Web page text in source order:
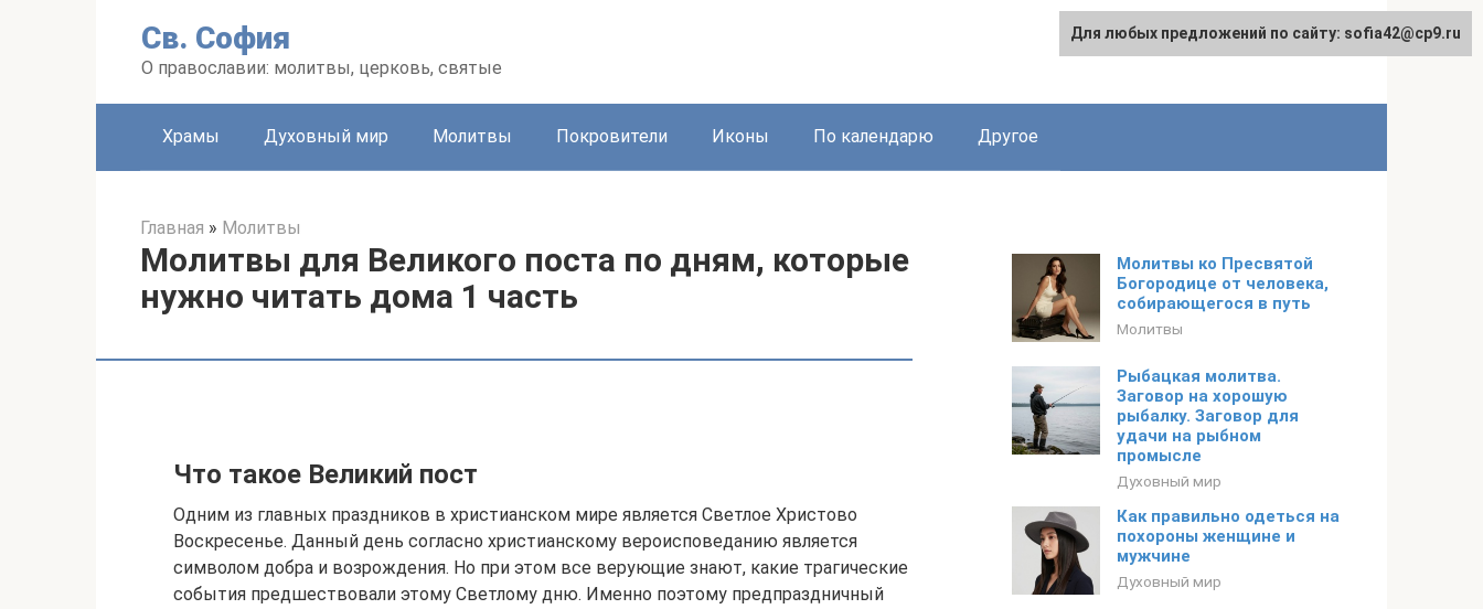
Св. София
О православии: молитвы, церковь, святые
Храмы Духовный мир Молитвы Покровители Иконы По календарю Другое
Главная » Молитвы
Молитвы для Великого поста по дням, которые
нужно читать дома 1 часть
Что такое Великий пост
Одним из главных праздников в христианском мире является Светлое Христово
Воскресенье. Данный день согласно христианскому вероисповеданию является
символом добра и возрождения. Но при этом все верующие знают, какие трагические
события предшествовали этому Светлому дню. Именно поэтому предпраздничный
Молитвы ко Пресвятой
Богородице от человека,
собирающегося в путь
Молитвы
Рыбацкая молитва.
Заговор на хорошую
рыбалку. Заговор для
удачи на рыбном
промысле
Духовный мир
Как правильно одеться на
похороны женщине и
мужчине
Духовный мир
Для любых предложений по сайту: sofia42@cp9.ru